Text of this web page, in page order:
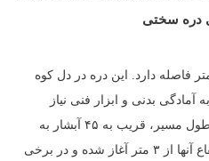
دره سختی
از شهر کرمان ۳۰ کیلومتر فاصله دارد. این دره در دل کوه‌
آمادگی بدنی و ابزار فنی نیاز
می‌باشد. به دلیل عبور رودخانه در طول مسیر، قریب به ۴۵ آبشار‌ به
وجود آمده است آبشار‌هایی که ارتفاع آنها از ۳ متر آغاز شده و در برخی